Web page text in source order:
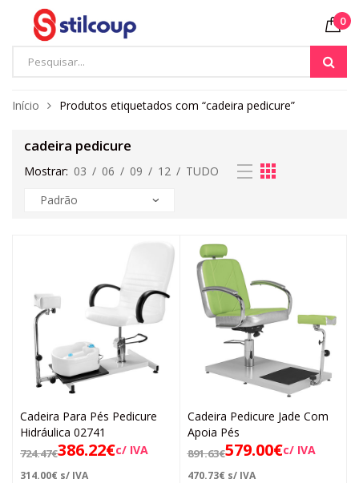
0
Início Produtos etiquetados com “cadeira pedicure”
cadeira pedicure
Mostrar: 03 / 06 / 09 / 12 / TUDO
Cadeira Para Pés Pedicure
Hidráulica 02741
724.47€386.22€c/ IVA
314.00€ s/ IVA
Cadeira Pedicure Jade Com
Apoia Pés
891.63€579.00€c/ IVA
470.73€ s/ IVA